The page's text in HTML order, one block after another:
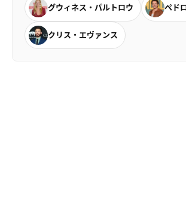
グウィネス・パルトロウ ペド
クリス・エヴァンス